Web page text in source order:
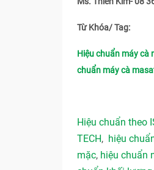
Từ Khóa/ Tag:
Hiệu chuẩn máy cà
chuẩn máy cà
Hiệu chuẩn theo
TECH, hiệu
mặc, hiệu chuẩn